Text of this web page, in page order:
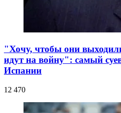
"Хочу, чтобы они
идут на войну": самый
Испании
12 470